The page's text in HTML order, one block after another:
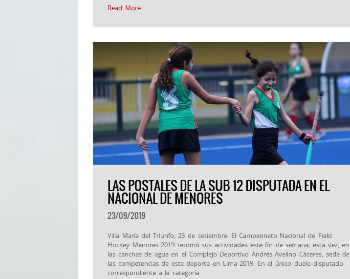
Read More…
LAS POSTALES DE LA SUB 12 DISPUTADA EN EL
NACIONAL DE MENORES
23/09/2019
Villa María del Triunfo, 23 de setiembre. El Campeonato Nacional de Field
Hockey Menores 2019 retomó sus actividades este fin de semana; esta vez, en
las canchas de agua en el Complejo Deportivo Andrés Avelino Cáceres, sede de
las competencias de este deporte en Lima 2019. En el único duelo disputado
correspondiente a la categoría